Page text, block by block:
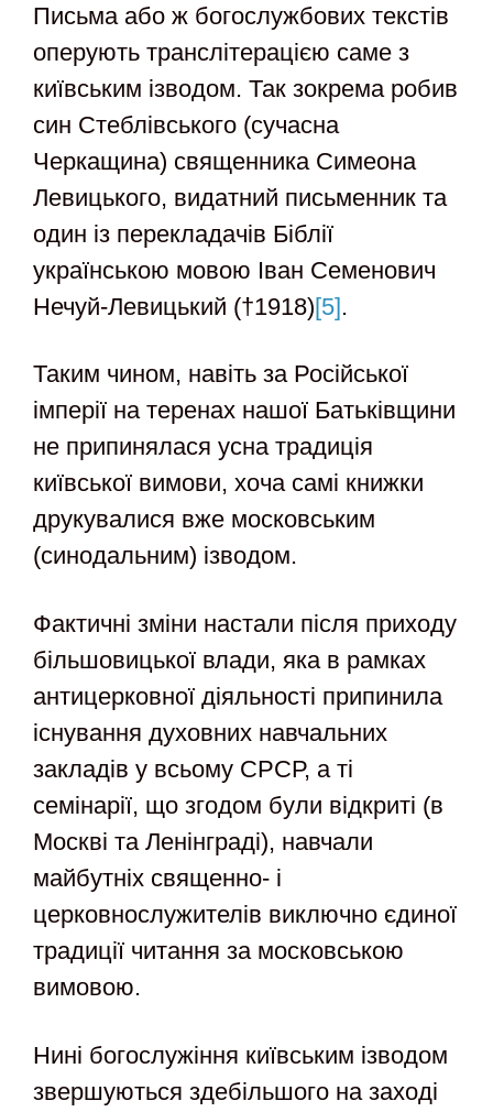
Письма або ж богослужбових текстів
оперують транслітерацією саме з
київським ізводом. Так зокрема робив
син Стеблівського (сучасна
Черкащина) священника Симеона
Левицького, видатний письменник та
один із перекладачів Біблії
українською мовою Іван Семенович
Нечуй-Левицький (†1918)[5].
Таким чином, навіть за Російської
імперії на теренах нашої Батьківщини
не припинялася усна традиція
київської вимови, хоча самі книжки
друкувалися вже московським
(синодальним) ізводом.
Фактичні зміни настали після приходу
більшовицької влади, яка в рамках
антицерковної діяльності припинила
існування духовних навчальних
закладів у всьому СРСР, а ті
семінарії, що згодом були відкриті (в
Москві та Ленінграді), навчали
майбутніх священно- і
церковнослужителів виключно єдиної
традиції читання за московською
вимовою.
Нині богослужіння київським ізводом
звершуються здебільшого на заході